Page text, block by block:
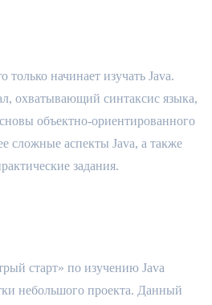
только начинает изучать Java.
охватывающий синтаксис языка,
объектно‑ориентированного
сложные аспекты Java, а также
задания.
старт» по изучению Java
небольшого проекта. Данный